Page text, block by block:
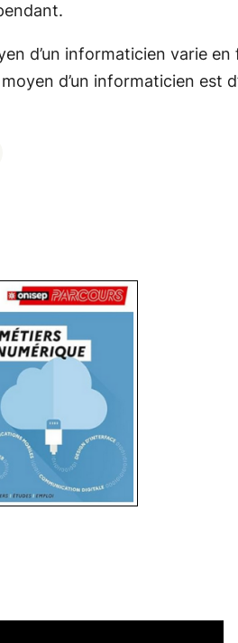
d’un informaticien varie
d’un informaticien est